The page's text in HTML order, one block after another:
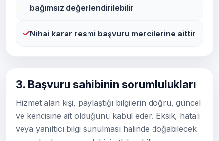
bağımsız değerlendirilebilir
Nihai karar resmi başvuru mercilerine aittir
3. Başvuru sahibinin sorumlulukları
Hizmet alan kişi, paylaştığı bilgilerin doğru, güncel
ve kendisine ait olduğunu kabul eder. Eksik, hatalı
veya yanıltıcı bilgi sunulması halinde doğabilecek